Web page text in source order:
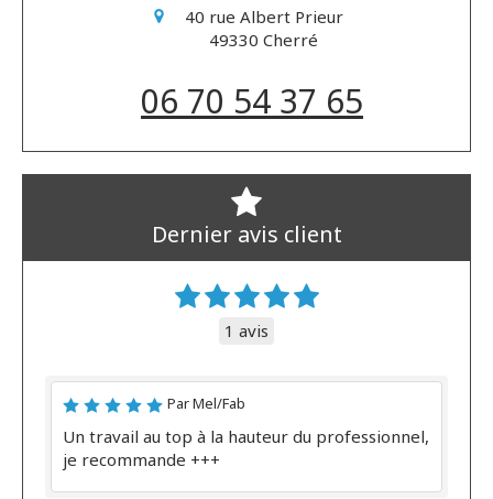
40 rue Albert Prieur
49330 Cherré
06 70 54 37 65
Dernier avis client
1 avis
Par Mel/Fab
Un travail au top à la hauteur du professionnel,
je recommande +++